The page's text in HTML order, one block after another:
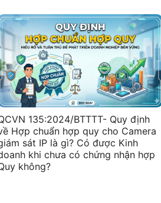
135:2024/BTTTT- Quy định
Hợp chuẩn hợp quy cho Camera
sát IP là gì? Có được Kinh
khi chưa có chứng nhận hợp
không?